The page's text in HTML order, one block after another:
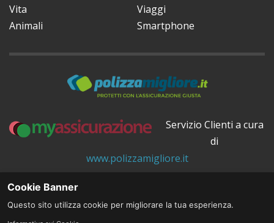
PREVENTIVO POLIZZA FONDI
Vita
Viaggi
Animali
Smartphone
Servizio Clienti a cura
di
www.polizzamigliore.it
© 2026 All rights reserved.
Cookie Banner
Questo sito utilizza cookie per migliorare la tua esperienza.